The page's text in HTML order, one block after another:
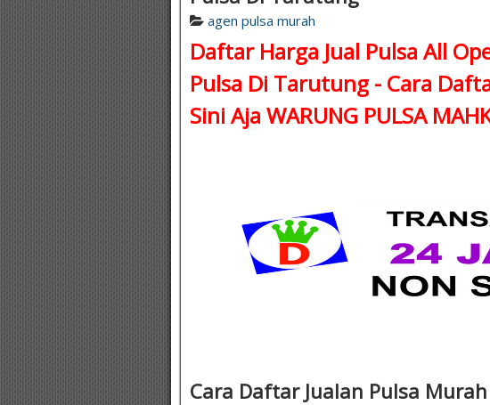
agen pulsa murah
Daftar Harga Jual Pulsa All
Pulsa Di Tarutung - Cara
Sini Aja WARUNG PULSA
Cara Daftar Jualan Pulsa